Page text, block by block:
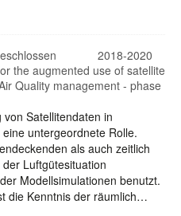
2018-2020
the augmented use of satellite
Quality management - phase
Satellitendaten in
untergeordnete Rolle.
als auch zeitlich
Luftgütesituation
Modellsimulationen benutzt.
die Kenntnis der räumlich…